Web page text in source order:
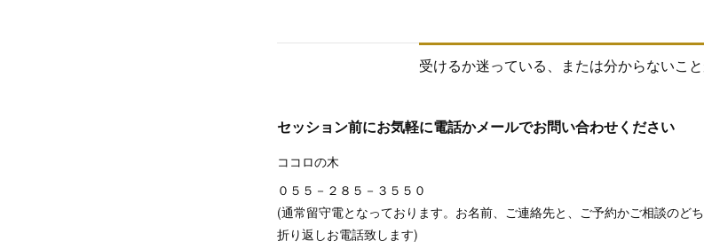
受けるか迷っている、または分からないこ
セッション前にお気軽に電話かメールでお問い合わせください
ココロの木
０５５－２８５－３５５０
(通常留守電となっております。お名前、ご連絡先と、ご予約かご相談のど
折り返しお電話致します)